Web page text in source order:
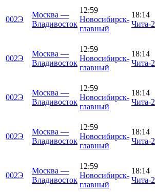
002Э
Москва —
Владивосток
12:59
Новосибирск-
главный
18:14
Чита-2
002Э
Москва —
Владивосток
12:59
Новосибирск-
главный
18:14
Чита-2
002Э
Москва —
Владивосток
12:59
Новосибирск-
главный
18:14
Чита-2
002Э
Москва —
Владивосток
12:59
Новосибирск-
главный
18:14
Чита-2
002Э
Москва —
Владивосток
12:59
Новосибирск-
главный
18:14
Чита-2